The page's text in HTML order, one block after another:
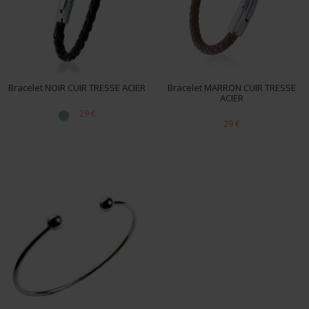
polies miroir, brossées ou légèrement noircies selon les
Associez votre jonc homme à votre style
chevalière homme, unpendentif hommeou unbracelet
pour créer un ensemble masculin élégant et
Bracelets homme élégants et intemporels
Possibilité de personnalisation et gravure
Argent massif et matériaux robustes
Idée cadeau homme originale et symbolique
Fabrication et personnalisation artisanale française
Bracelet NOIR CUIR TRESSE ACIER
29 €
Bracelet MARRON CUIR TRESSE
ACIER
29 €